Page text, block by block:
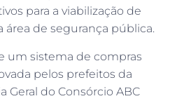
para a viabilização de
área de segurança pública.
um sistema de compras
pelos prefeitos da
Geral do Consórcio ABC